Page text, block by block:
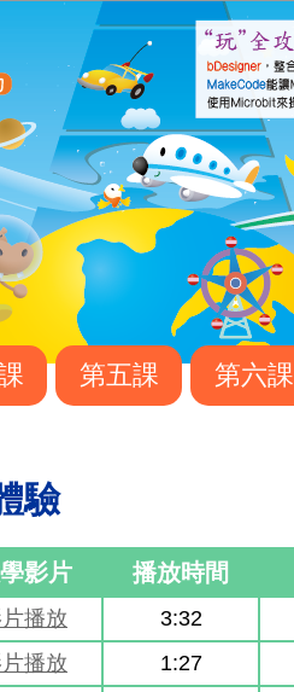
第五課 第六課
驗
影片 播放時間
播放
3:32
播放
1:27